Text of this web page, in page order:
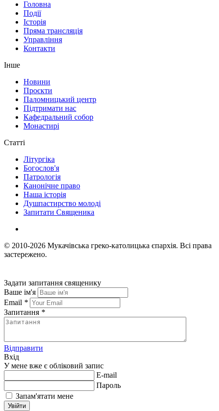
Головна
Події
Історія
Пряма трансляція
Управління
Контакти
Інше
Новини
Проєкти
Паломницький центр
Підтримати нас
Кафедральний собор
Монастирі
Статті
Літургіка
Богослов'я
Патрологія
Канонічне право
Наша історія
Душпастирство молоді
Запитати Священика
© 2010-2026 Мукачівська греко-католицька єпархія. Всі права
застережено.
Задати запитання священику
Ваше ім'я
Email *
Запитання *
Відправити
Вхід
У мене вже є обліковий запис
E-mail
Пароль
Запам'ятати мене
Увійти